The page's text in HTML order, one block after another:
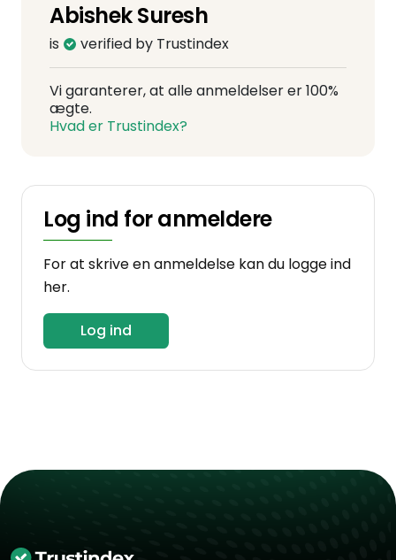
Abishek Suresh
is verified by Trustindex
Vi garanterer, at alle anmeldelser er 100%
ægte.
Hvad er Trustindex?
Log ind for anmeldere
For at skrive en anmeldelse kan du logge ind
her.
Log ind